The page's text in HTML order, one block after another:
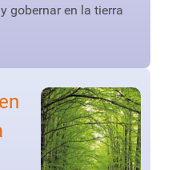
gobernar en la tierra